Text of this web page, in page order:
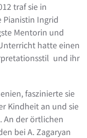
traf sie in
Pianistin Ingrid
Mentorin und
hatte einen
und ihr
faszinierte sie
Kindheit an und sie
An der örtlichen
bei A. Zagaryan